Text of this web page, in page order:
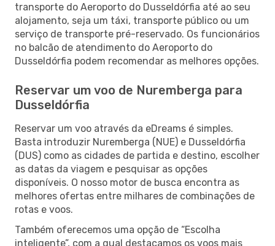
transporte do Aeroporto do Dusseldórfia até ao seu
alojamento, seja um táxi, transporte público ou um
serviço de transporte pré-reservado. Os funcionários
no balcão de atendimento do Aeroporto do
Dusseldórfia podem recomendar as melhores opções.
Reservar um voo de Nuremberga para
Dusseldórfia
Reservar um voo através da eDreams é simples.
Basta introduzir Nuremberga (NUE) e Dusseldórfia
(DUS) como as cidades de partida e destino, escolher
as datas da viagem e pesquisar as opções
disponíveis. O nosso motor de busca encontra as
melhores ofertas entre milhares de combinações de
rotas e voos.
Também oferecemos uma opção de “Escolha
inteligente”, com a qual destacamos os voos mais